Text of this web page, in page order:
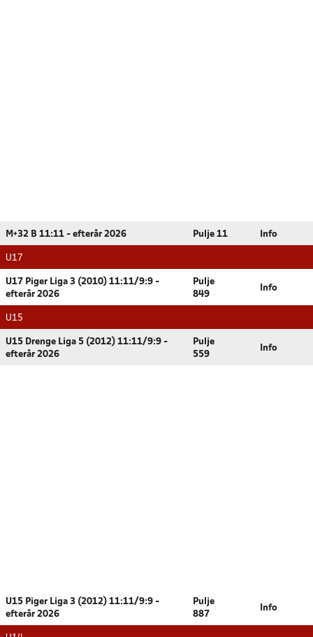
M+32 B 11:11 - efterår 2026 Pulje 11 Info
U17
U17 Piger Liga 3 (2010) 11:11/9:9 -
efterår 2026
Pulje
849
Info
U15
U15 Drenge Liga 5 (2012) 11:11/9:9 -
efterår 2026
Pulje
559
Info
U15 Piger Liga 3 (2012) 11:11/9:9 -
efterår 2026
Pulje
887
Info